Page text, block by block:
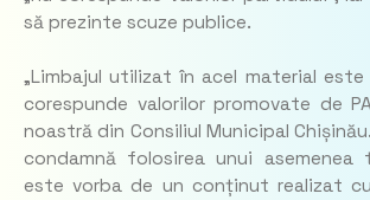
să prezinte scuze publice.
„Limbajul utilizat în acel material
corespunde valorilor promovate de
noastră din Consiliul Municipal
condamnă folosirea unui asemenea
este vorba de un conținut realizat